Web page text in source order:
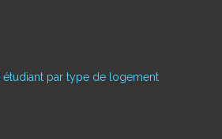
par type de logement